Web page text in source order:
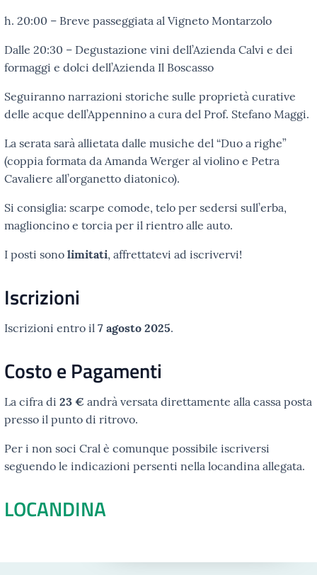
h. 20:00 – Breve passeggiata al Vigneto Montarzolo
Dalle 20:30 – Degustazione vini dell’Azienda Calvi e dei
formaggi e dolci dell’Azienda Il Boscasso
Seguiranno narrazioni storiche sulle proprietà curative
delle acque dell’Appennino a cura del Prof. Stefano Maggi.
La serata sarà allietata dalle musiche del “Duo a righe”
(coppia formata da Amanda Werger al violino e Petra
Cavaliere all’organetto diatonico).
Si consiglia: scarpe comode, telo per sedersi sull’erba,
maglioncino e torcia per il rientro alle auto.
I posti sono limitati, affrettatevi ad iscrivervi!
Iscrizioni
Iscrizioni entro il 7 agosto 2025.
Costo e Pagamenti
La cifra di 23 € andrà versata direttamente alla cassa posta
presso il punto di ritrovo.
Per i non soci Cral è comunque possibile iscriversi
seguendo le indicazioni persenti nella locandina allegata.
LOCANDINA